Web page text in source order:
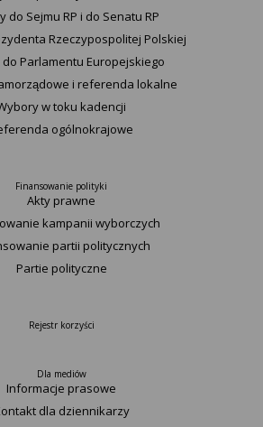
do Sejmu RP i do Senatu RP
Rzeczypospolitej Polskiej
Parlamentu Europejskiego
i referenda lokalne
w toku kadencji
ogólnokrajowe
Finansowanie polityki
Akty prawne
kampanii wyborczych
partii politycznych
Partie polityczne
Rejestr korzyści
Dla mediów
Informacje prasowe
dla dziennikarzy